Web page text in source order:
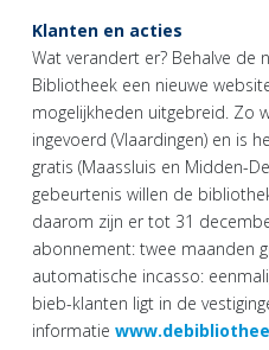
Klanten en acties
Wat verandert er? Behalve de
Bibliotheek een nieuwe
mogelijkheden uitgebreid. Zo
ingevoerd (Vlaardingen) en is
gratis (Maassluis en Midden-
gebeurtenis willen de
daarom zijn er tot 31
abonnement: twee maanden
automatische incasso:
bieb-klanten ligt in de
informatie